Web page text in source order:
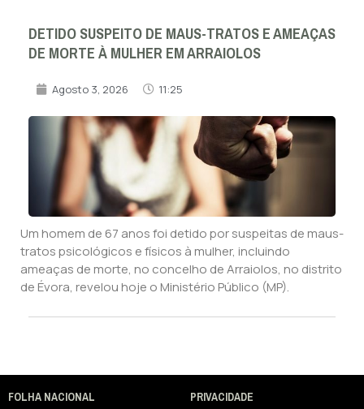
DETIDO SUSPEITO DE MAUS-TRATOS E AMEAÇAS
DE MORTE À MULHER EM ARRAIOLOS
Agosto 3, 2026 11:25
Um homem de 67 anos foi detido por suspeitas de maus-
tratos psicológicos e físicos à mulher, incluindo
ameaças de morte, no concelho de Arraiolos, no distrito
de Évora, revelou hoje o Ministério Público (MP).
FOLHA NACIONAL PRIVACIDADE